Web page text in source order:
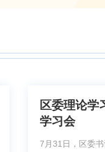
区委理论学
学习会
7月31日，区委